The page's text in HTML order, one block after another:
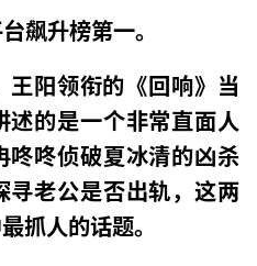
飙升榜第一。
王阳领衔的《回响》当
述的是一个非常直面人
咚侦破夏冰清的凶杀
老公是否出轨，这两
抓人的话题。